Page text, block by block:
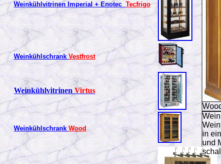
Weinkühlvitrinen Imperial + EnotecTecfrigo
WeinkühlschrankVestfrost
WeinkühlvitrinenVirtus
WeinkühlschrankWood
in
und